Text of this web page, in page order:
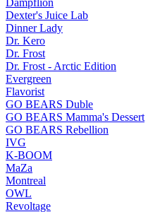
Dampflion
Dexter's Juice Lab
Dinner Lady
Dr. Kero
Dr. Frost
Dr. Frost - Arctic Edition
Evergreen
Flavorist
GO BEARS Duble
GO BEARS Mamma's Dessert
GO BEARS Rebellion
IVG
K-BOOM
MaZa
Montreal
OWL
Revoltage